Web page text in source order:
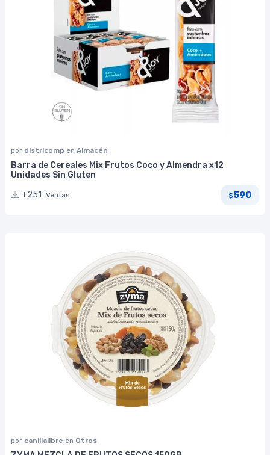
por districomp en Almacén
Barra de Cereales Mix Frutos Coco y Almendra x12
Unidades Sin Gluten
+251 Ventas $590
por canillalibre en Otros